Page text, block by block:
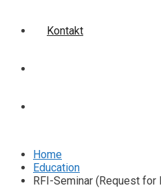
Kontakt
Home
Education
RFI-Seminar (Request for